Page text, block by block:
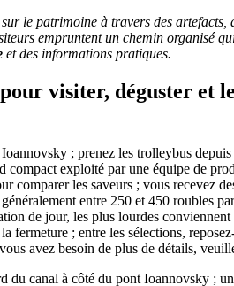
le patrimoine à travers des artefacts,
empruntent un chemin organisé
et des informations pratiques.
visiter, déguster et
; prenez les trolleybus
compact exploité par une équipe de
comparer les saveurs ; vous recevez
entre 250 et 450 roubles
de jour, les plus lourdes
fermeture ; entre les sélections,
avez besoin de plus de détails,
du canal à côté du pont Ioannovsky ;